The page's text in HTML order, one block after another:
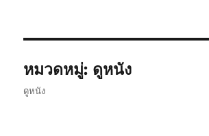
หมวดหมู่: ดูหนัง
ดูหนัง